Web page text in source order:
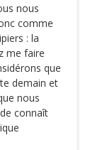
nous
comme
: la
me faire
que
demain et
nous
connaît